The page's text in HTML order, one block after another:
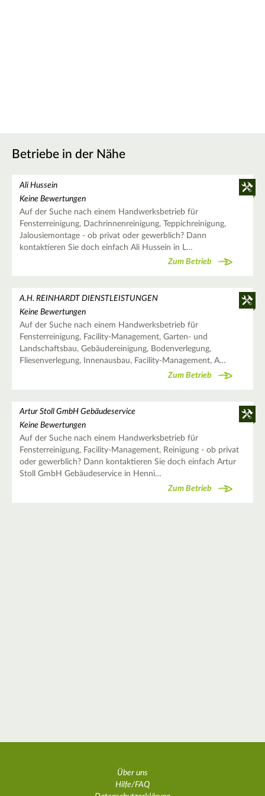
Betriebe in der Nähe
Ali Hussein
Keine Bewertungen
Auf der Suche nach einem Handwerksbetrieb für
Fensterreinigung, Dachrinnenreinigung, Teppichreinigung,
Jalousiemontage - ob privat oder gewerblich? Dann
kontaktieren Sie doch einfach Ali Hussein in L…
Zum Betrieb
A.H. REINHARDT DIENSTLEISTUNGEN
Keine Bewertungen
Auf der Suche nach einem Handwerksbetrieb für
Fensterreinigung, Facility-Management, Garten- und
Landschaftsbau, Gebäudereinigung, Bodenverlegung,
Fliesenverlegung, Innenausbau, Facility-Management, A…
Zum Betrieb
Artur Stoll GmbH Gebäudeservice
Keine Bewertungen
Auf der Suche nach einem Handwerksbetrieb für
Fensterreinigung, Facility-Management, Reinigung - ob privat
oder gewerblich? Dann kontaktieren Sie doch einfach Artur
Stoll GmbH Gebäudeservice in Henni…
Zum Betrieb
Über uns
Hilfe/FAQ